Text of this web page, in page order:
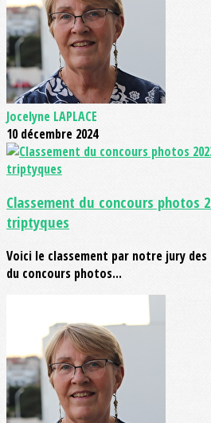
Jocelyne LAPLACE
10 décembre 2024
Classement du concours photos
triptyques
Voici le classement par notre jury
du concours photos...